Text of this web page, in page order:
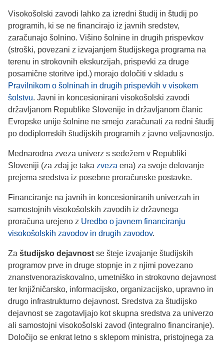
Visokošolski zavodi lahko za izredni študij in študij po
programih, ki se ne financirajo iz javnih sredstev,
zaračunajo šolnino. Višino šolnine in drugih prispevkov
(stroški, povezani z izvajanjem študijskega programa na
terenu in strokovnih ekskurzijah, prispevki za druge
posamične storitve ipd.) morajo določiti v skladu s
Pravilnikom o šolninah in drugih prispevkih v visokem
šolstvu. Javni in koncesionirani visokošolski zavodi
državljanom Republike Slovenije in državljanom članic
Evropske unije šolnine ne smejo zaračunati za redni študij
po dodiplomskih študijskih programih z javno veljavnostjo.
Mednarodna zveza univerz s sedežem v Republiki
Sloveniji (za zdaj je taka zveza ena) za svoje delovanje
prejema sredstva iz posebne proračunske postavke.
Financiranje na javnih in koncesioniranih univerzah in
samostojnih visokošolskih zavodih iz državnega
proračuna urejeno z Uredbo o javnem financiranju
visokošolskih zavodov in drugih zavodov.
Za študijsko dejavnost se šteje izvajanje študijskih
programov prve in druge stopnje in z njimi povezano
znanstvenoraziskovalno, umetniško in strokovno dejavnost
ter knjižničarsko, informacijsko, organizacijsko, upravno in
drugo infrastrukturno dejavnost. Sredstva za študijsko
dejavnost se zagotavljajo kot skupna sredstva za univerzo
ali samostojni visokošolski zavod (integralno financiranje).
Določijo se enkrat letno s sklepom ministra, pristojnega za